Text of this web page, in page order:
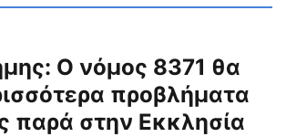
Ο νόμος 8371 θα
προβλήματα
παρά στην Εκκλησία